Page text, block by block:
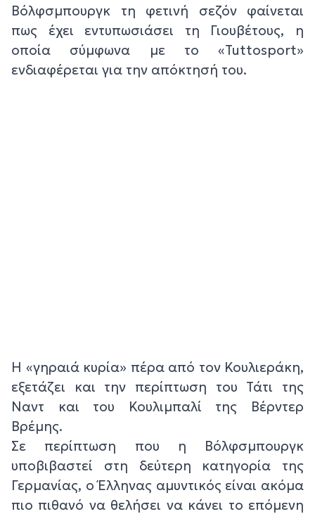
Βόλφσμπουργκ τη φετινή σεζόν φαίνεται
πως έχει εντυπωσιάσει τη Γιουβέτους, η
οποία σύμφωνα με το «Tuttosport»
ενδιαφέρεται για την απόκτησή του.
Η «γηραιά κυρία» πέρα από τον Κουλιεράκη,
εξετάζει και την περίπτωση του Τάτι της
Ναντ και του Κουλιμπαλί της Βέρντερ
Βρέμης.
Σε περίπτωση που η Βόλφσμπουργκ
υποβιβαστεί στη δεύτερη κατηγορία της
Γερμανίας, ο Έλληνας αμυντικός είναι ακόμα
πιο πιθανό να θελήσει να κάνει το επόμενη